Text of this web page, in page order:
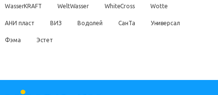
WasserKRAFT WeltWasser WhiteCross Wotte
АНИ пласт ВИЗ Водолей СанТа Универсал
Фэма Эстет